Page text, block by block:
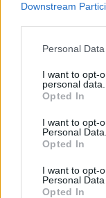
Downstream
Personal
I want to opt-
personal data.
Opted In
I want to opt-
Personal Data.
Opted In
I want to opt-
Personal
Opted In
LO MÁS LEÍDO